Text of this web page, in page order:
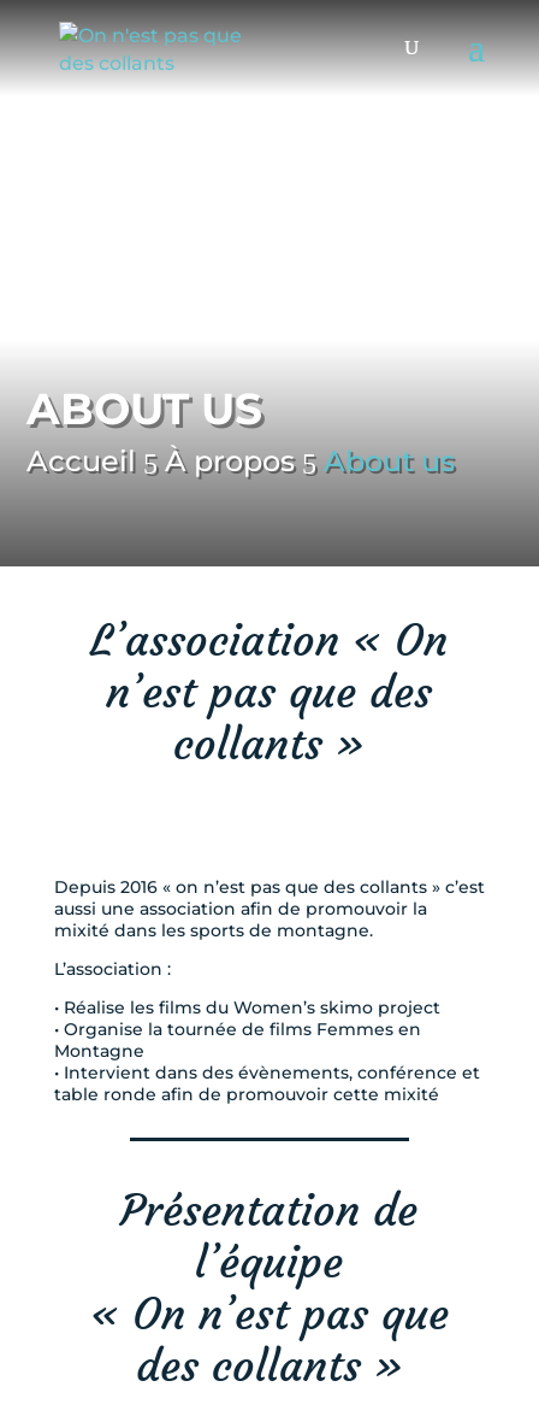
ABOUT US
Accueil 5 À propos 5 About us
L’association « On
n’est pas que des
collants »
Depuis 2016 « on n’est pas que des collants » c’est
aussi une association afin de promouvoir la
mixité dans les sports de montagne.
L’association :
• Réalise les films du Women’s skimo project
• Organise la tournée de films Femmes en
Montagne
• Intervient dans des évènements, conférence et
table ronde afin de promouvoir cette mixité
Présentation de
l’équipe
« On n’est pas que
des collants »